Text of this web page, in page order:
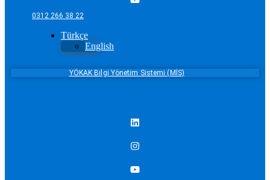
0312 266 38 22
Türkçe
English
YÖKAK Bilgi Yönetim Sistemi (MİS)